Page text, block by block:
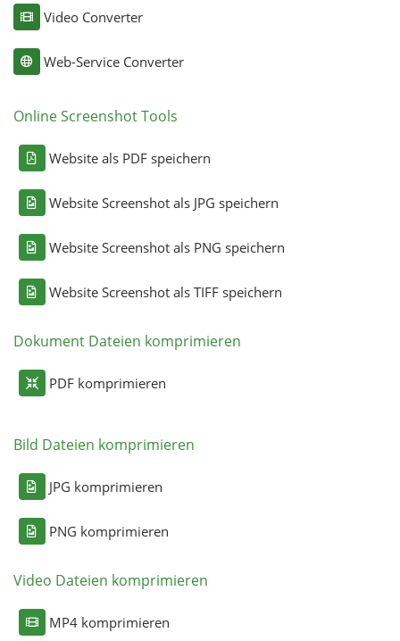
Video Converter
Web-Service Converter
Online Screenshot Tools
Website als PDF speichern
Website Screenshot als JPG speichern
Website Screenshot als PNG speichern
Website Screenshot als TIFF speichern
Dokument Dateien komprimieren
PDF komprimieren
Bild Dateien komprimieren
JPG komprimieren
PNG komprimieren
Video Dateien komprimieren
MP4 komprimieren